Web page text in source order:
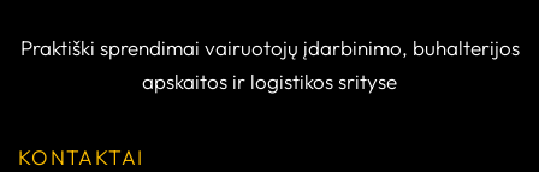
Praktiški sprendimai vairuotojų įdarbinimo, buhalterijos
apskaitos ir logistikos srityse
KONTAKTAI